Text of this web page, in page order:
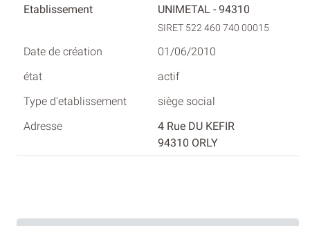
UNIMETAL - 94310
SIRET 522 460 740 00015
01/06/2010
actif
siège social
4 Rue DU KEFIR
94310 ORLY